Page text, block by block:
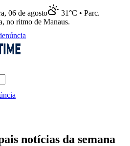
06 de agosto
31°C • Parc.
no ritmo de Manaus.
notícias da semana